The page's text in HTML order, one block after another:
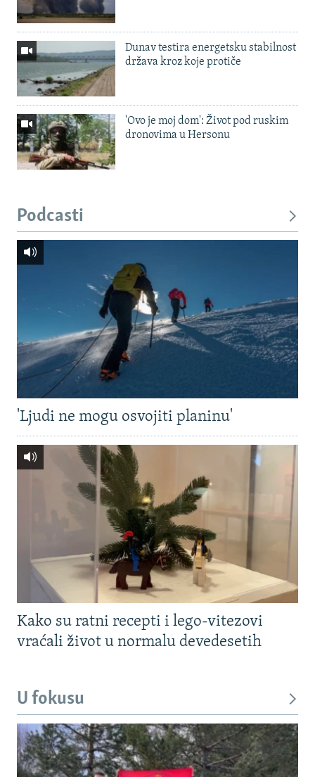
Dunav testira energetsku stabilnost
država kroz koje protiče
'Ovo je moj dom': Život pod ruskim
dronovima u Hersonu
Podcasti
'Ljudi ne mogu osvojiti planinu'
Kako su ratni recepti i lego-vitezovi
vraćali život u normalu devedesetih
U fokusu